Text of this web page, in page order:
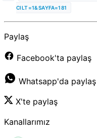
CILT=1&SAYFA=181
Paylaş
Facebook'ta paylaş
Whatsapp'da paylaş
X'te paylaş
Kanallarımız